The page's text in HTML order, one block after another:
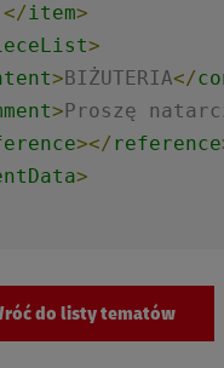
</item>
>
>BIŻUTERIA</
>Proszę
></ reference
>
do listy tematów